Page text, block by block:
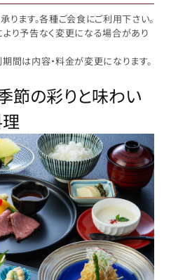
ます。各種ご会食にご利用下さい。
り予告なく変更になる場合があり
間は内容・料金が変更になります。
の彩りと味わい